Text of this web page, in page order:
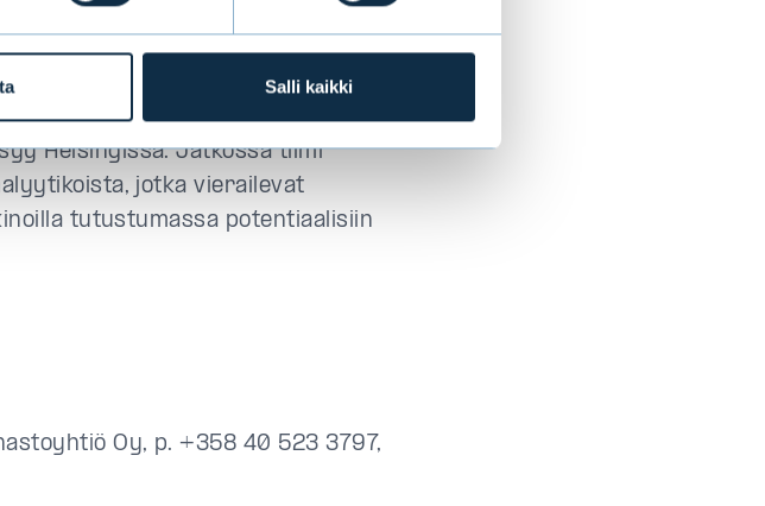
Salli kaikki
toimitusjohtajaKim Pessalasanoo.
ja -filosofia pysyvät
Helsingissä. Jatkossa tiimi
jotka vierailevat
tutustumassa potentiaalisiin
Oy, p. +358 40 523 3797,